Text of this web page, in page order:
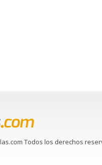
Todos los derechos